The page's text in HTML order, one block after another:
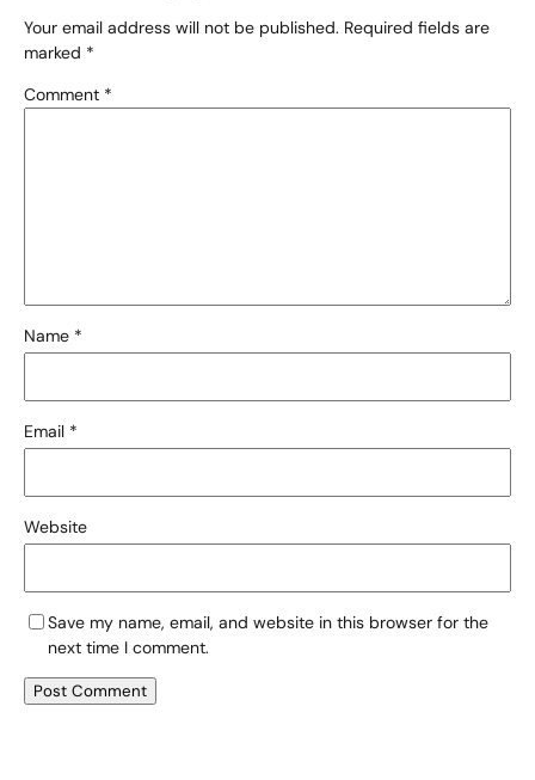
Your email address will not be published. Required fields are
marked *
Comment *
Name *
Email *
Website
Save my name, email, and website in this browser for the
next time I comment.